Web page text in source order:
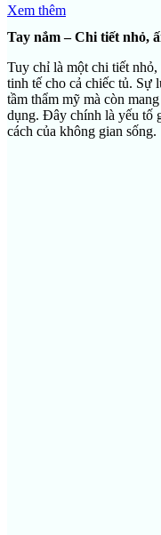
Xem thêm
Tay nắm – Chi tiết nhỏ,
Tuy chỉ là một chi tiết nhỏ,
tinh tế cho cả chiếc tủ. Sự
tầm thẩm mỹ mà còn
dụng. Đây chính là yếu tố
cách của không gian sống.